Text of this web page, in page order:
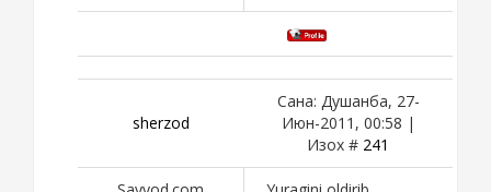
sherzod
Сана: Душанба, 27-
Июн-2011, 00:58 |
Изох # 241